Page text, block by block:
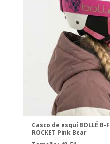
Casco de esquí BOLLÉ B-
ROCKET Pink Bear